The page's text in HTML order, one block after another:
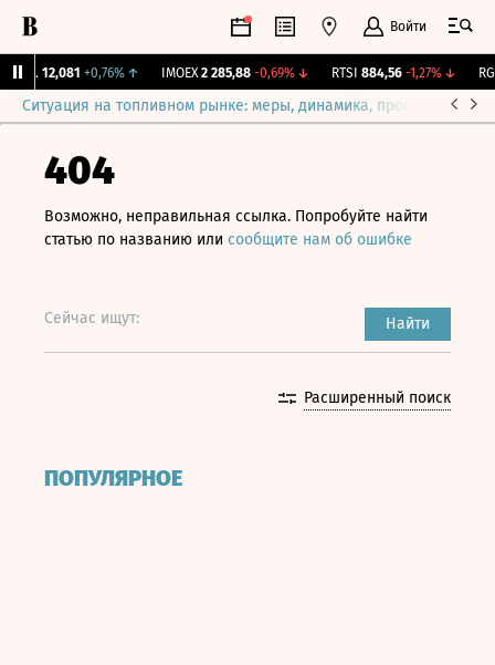
Войти
12,081 +0,76%↑ IMOEX 2 285,88 -0,69%↓ RTSI 884,56 -1,27%↓ RGBI
Ситуация на топливном рынке: меры, динамика, прогнозы
404
Возможно, неправильная ссылка. Попробуйте найти
статью по названию или сообщите нам об ошибке
Сейчас ищут: Найти
Расширенный поиск
ПОПУЛЯРНОЕ